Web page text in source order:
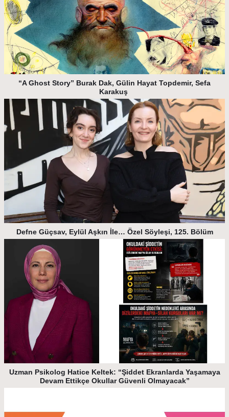
“A Ghost Story” Burak Dak, Gülin Hayat Topdemir, Sefa
Karakuş
Defne Güçsav, Eylül Aşkın İle… Özel Söyleşi, 125. Bölüm
Uzman Psikolog Hatice Keltek: “Şiddet Ekranlarda Yaşamaya
Devam Ettikçe Okullar Güvenli Olmayacak”